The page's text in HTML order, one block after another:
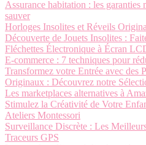
Assurance habitation : les garanties
sauver
Horloges Insolites et Réveils
Découverte de Jouets Insolites :
Fléchettes Électronique à Écran
E-commerce : 7 techniques pour
Transformez votre Entrée avec des
Originaux : Découvrez notre
Les marketplaces alternatives à
Stimulez la Créativité de Votre
Ateliers Montessori
Surveillance Discrète : Les
Traceurs GPS